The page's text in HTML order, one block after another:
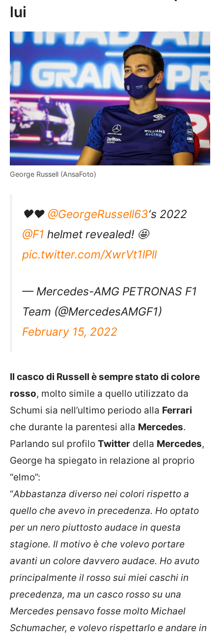
lui
George Russell (AnsaFoto)
🖤❤️ @GeorgeRussell63‘s 2022
@F1 helmet revealed! 🤩
pic.twitter.com/XwrVt1lPll
— Mercedes-AMG PETRONAS F1
Team (@MercedesAMGF1)
February 15, 2022
Il casco di Russell è sempre stato di colore
rosso, molto simile a quello utilizzato da
Schumi sia nell’ultimo periodo alla Ferrari
che durante la parentesi alla Mercedes.
Parlando sul profilo Twitter della Mercedes,
George ha spiegato in relazione al proprio
“elmo”:
“Abbastanza diverso nei colori rispetto a
quello che avevo in precedenza. Ho optato
per un nero piuttosto audace in questa
stagione. Il motivo è che volevo portare
avanti un colore davvero audace. Ho avuto
principalmente il rosso sui miei caschi in
precedenza, ma un casco rosso su una
Mercedes pensavo fosse molto Michael
Schumacher, e volevo rispettarlo e andare in